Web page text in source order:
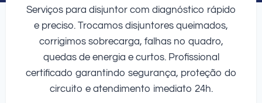
Serviços para disjuntor com diagnóstico rápido
e preciso. Trocamos disjuntores queimados,
corrigimos sobrecarga, falhas no quadro,
quedas de energia e curtos. Profissional
certificado garantindo segurança, proteção do
circuito e atendimento imediato 24h.